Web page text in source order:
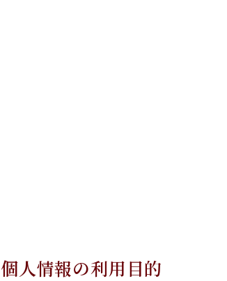
個人情報の利用目的